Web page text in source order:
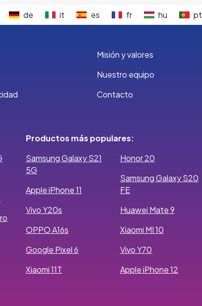
de it es fr hu pt
Misión y valores
Nuestro equipo
Contacto
Productos más populares:
Samsung Galaxy S21
5G
Apple iPhone 11
Vivo Y20s
OPPO A16s
Google Pixel 6
Xiaomi 11T
Honor 20
Samsung Galaxy S20
FE
Huawei Mate 9
Xiaomi MI 10
Vivo Y70
Apple iPhone 12